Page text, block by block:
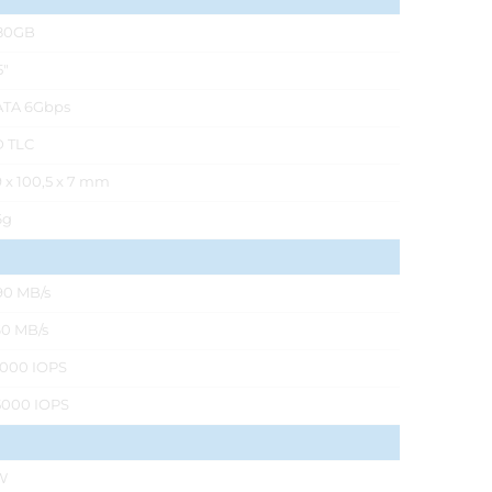
6Gbps
TLC
x 100,5 x 7 mm
MB/s
MB/s
IOPS
IOPS